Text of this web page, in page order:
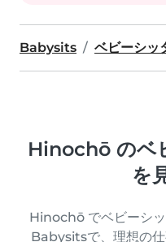
Babysits ベビーシッ
Hinochō のベ
を
Hinochō でベビーシ
Babysitsで、理想の仕